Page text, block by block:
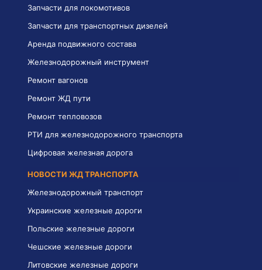
Запчасти для локомотивов
Запчасти для транспортных дизелей
Аренда подвижного состава
Железнодорожный инструмент
Ремонт вагонов
Ремонт ЖД пути
Ремонт тепловозов
РТИ для железнодорожного транспорта
Цифровая железная дорога
НОВОСТИ ЖД ТРАНСПОРТА
Железнодорожный транспорт
Украинские железные дороги
Польские железные дороги
Чешские железные дороги
Литовские железные дороги